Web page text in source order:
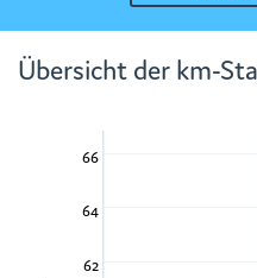
Übersicht der km-
62
64
66